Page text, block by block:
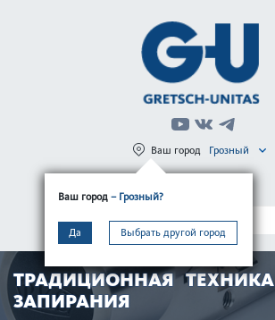
Ваш город – Грозный?
Да Выбрать другой город
Ваш город Грозный
МЕНЮ
ТРАДИЦИОННАЯ ТЕХНИКА
ЗАПИРАНИЯ